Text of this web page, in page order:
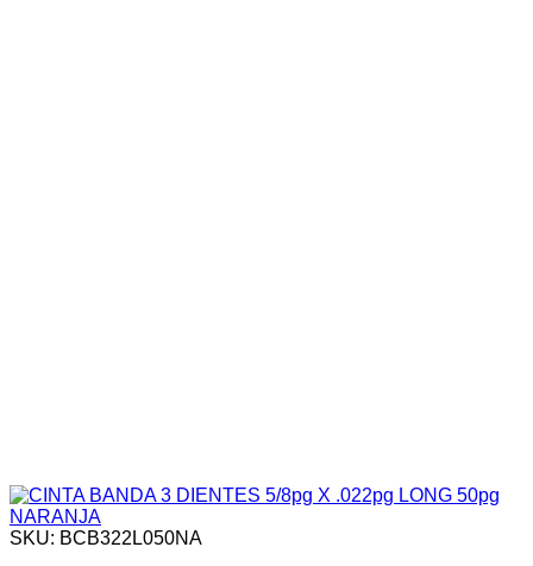
SKU: BCB322L050NA